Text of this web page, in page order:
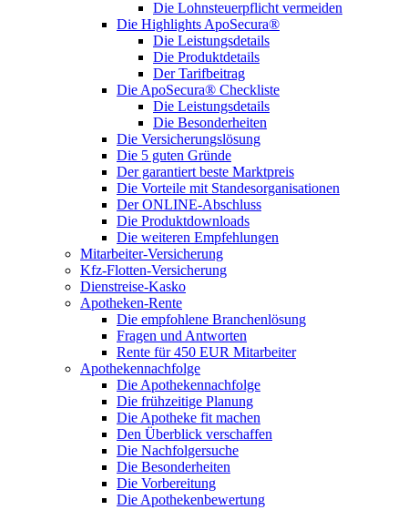
Die Lohnsteuerpflicht vermeiden
Die Highlights ApoSecura®
Die Leistungsdetails
Die Produktdetails
Der Tarifbeitrag
Die ApoSecura® Checkliste
Die Leistungsdetails
Die Besonderheiten
Die Versicherungslösung
Die 5 guten Gründe
Der garantiert beste Marktpreis
Die Vorteile mit Standesorganisationen
Der ONLINE-Abschluss
Die Produktdownloads
Die weiteren Empfehlungen
Mitarbeiter-Versicherung
Kfz-Flotten-Versicherung
Dienstreise-Kasko
Apotheken-Rente
Die empfohlene Branchenlösung
Fragen und Antworten
Rente für 450 EUR Mitarbeiter
Apothekennachfolge
Die Apothekennachfolge
Die frühzeitige Planung
Die Apotheke fit machen
Den Überblick verschaffen
Die Nachfolgersuche
Die Besonderheiten
Die Vorbereitung
Die Apothekenbewertung